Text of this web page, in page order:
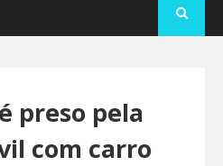
preso pela
com carro